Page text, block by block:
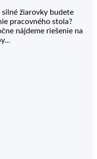
žiarovky budete
pracovného stola?
nájdeme riešenie na